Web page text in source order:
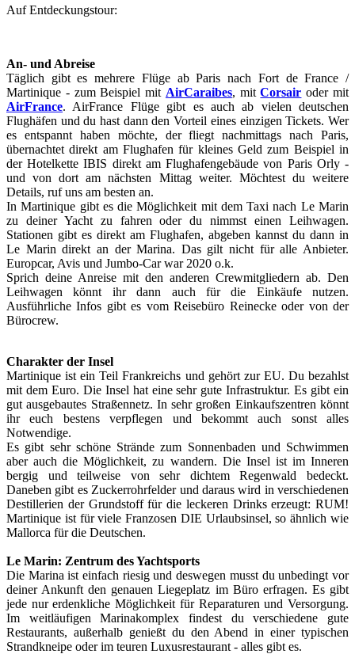
Auf Entdeckungstour:
An- und Abreise
Täglich gibt es mehrere Flüge ab Paris nach Fort de France /
Martinique - zum Beispiel mit AirCaraibes, mitCorsair oder mit
AirFrance. AirFrance Flüge gibt es auch ab vielen deutschen
Flughäfen und du hast dann den Vorteil eines einzigen Tickets. Wer
es entspannt haben möchte, der fliegt nachmittags nach Paris,
übernachtet direkt am Flughafen für kleines Geld zum Beispiel in
der Hotelkette IBIS direkt am Flughafengebäude von Paris Orly -
und von dort am nächsten Mittag weiter. Möchtest du weitere
Details, ruf uns am besten an.
In Martinique gibt es die Möglichkeit mit dem Taxi nach Le Marin
zu deiner Yacht zu fahren oder du nimmst einen Leihwagen.
Stationen gibt es direkt am Flughafen, abgeben kannst du dann in
Le Marin direkt an der Marina. Das gilt nicht für alle Anbieter.
Europcar, Avis und Jumbo-Car war 2020 o.k.
Sprich deine Anreise mit den anderen Crewmitgliedern ab. Den
Leihwagen könnt ihr dann auch für die Einkäufe nutzen.
Ausführliche Infos gibt es vom Reisebüro Reinecke oder von der
Bürocrew.
Charakter der Insel
Martinique ist ein Teil Frankreichs und gehört zur EU. Du bezahlst
mit dem Euro. Die Insel hat eine sehr gute Infrastruktur. Es gibt ein
gut ausgebautes Straßennetz. In sehr großen Einkaufszentren könnt
ihr euch bestens verpflegen und bekommt auch sonst alles
Notwendige.
Es gibt sehr schöne Strände zum Sonnenbaden und Schwimmen
aber auch die Möglichkeit, zu wandern. Die Insel ist im Inneren
bergig und teilweise von sehr dichtem Regenwald bedeckt.
Daneben gibt es Zuckerrohrfelder und daraus wird in verschiedenen
Destillerien der Grundstoff für die leckeren Drinks erzeugt: RUM!
Martinique ist für viele Franzosen DIE Urlaubsinsel, so ähnlich wie
Mallorca für die Deutschen.
Le Marin: Zentrum des Yachtsports
Die Marina ist einfach riesig und deswegen musst du unbedingt vor
deiner Ankunft den genauen Liegeplatz im Büro erfragen. Es gibt
jede nur erdenkliche Möglichkeit für Reparaturen und Versorgung.
Im weitläufigen Marinakomplex findest du verschiedene gute
Restaurants, außerhalb genießt du den Abend in einer typischen
Strandkneipe oder im teuren Luxusrestaurant - alles gibt es.